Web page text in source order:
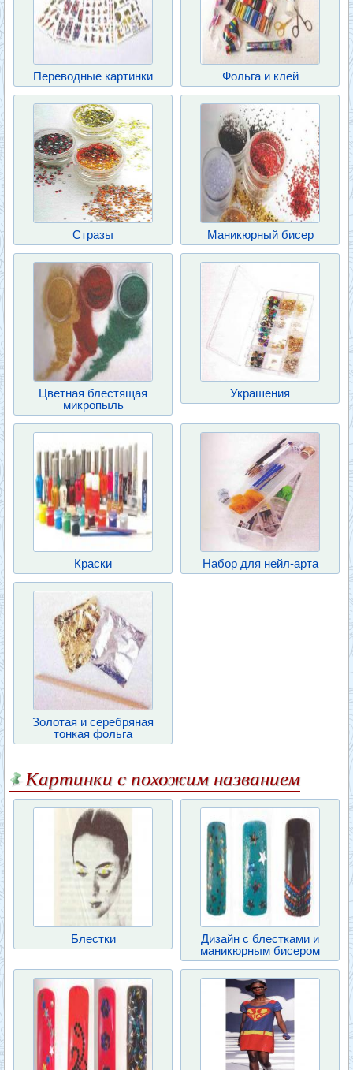
Переводные картинки Фольга и клей
Стразы Маникюрный бисер
Цветная блестящая
микропыль
Украшения
Краски Набор для нейл-арта
Золотая и серебряная
тонкая фольга
Картинки с похожим названием
Блестки
Дизайн с блестками и
маникюрным бисером